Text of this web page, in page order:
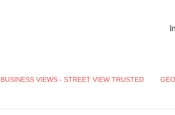
VIEWS - STREET VIEW TRUSTED